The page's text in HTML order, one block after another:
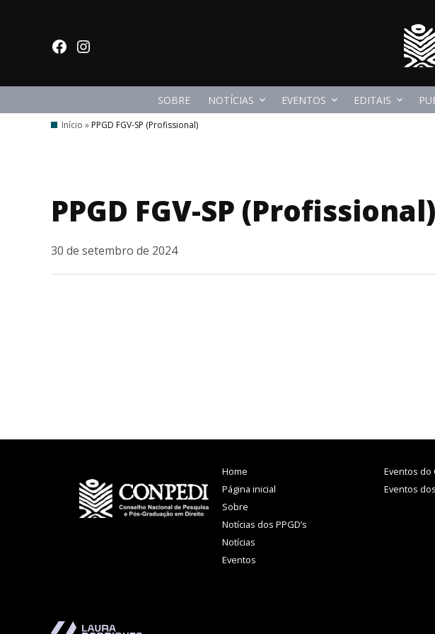
facebookInstagram
SOBRE NOTÍCIAS EVENTOS EDITAIS
Início » PPGD FGV-SP (Profissional)
PPGD FGV-SP (Profissional)
30 de setembro de 2024
Home
Página inicial
Sobre
Notícias dos PPGD’s
Notícias
Eventos
Eventos do
Eventos